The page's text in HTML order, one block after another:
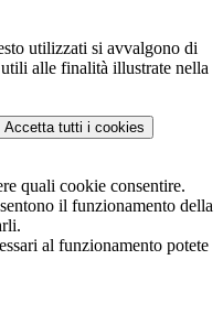
utilizzati si avvalgono di
alle finalità illustrate nella
Accetta tutti i cookies
quali cookie consentire.
il funzionamento della
al funzionamento potete